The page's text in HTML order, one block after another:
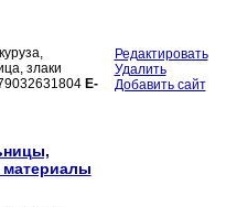
злаки
E-
Редактировать
Удалить
Добавить сайт